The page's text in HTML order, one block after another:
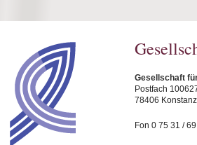
Gesellschaft
Postfach
78406 Konstanz
Fon 0 75 31 /